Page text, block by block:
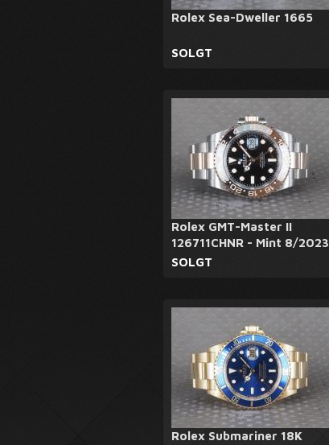
Rolex Sea-Dweller 1665
SOLGT
Rolex GMT-Master II
126711CHNR - Mint 8/2023
SOLGT
Rolex Submariner 18K